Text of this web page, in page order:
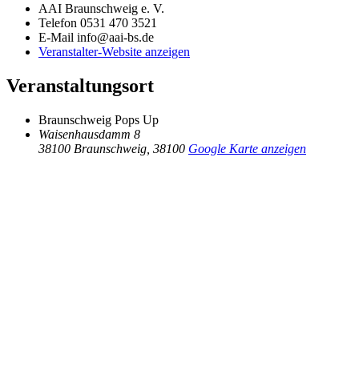
AAI Braunschweig e. V.
Telefon 0531 470 3521
E-Mail info@aai-bs.de
Veranstalter-Website anzeigen
Veranstaltungsort
Braunschweig Pops Up
Waisenhausdamm 8
38100 Braunschweig 38100 Google Karte anzeigen